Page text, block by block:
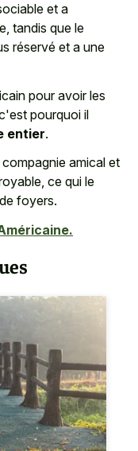
et a
tandis que le
réservé et a une
pour avoir les
pourquoi il
entier.
amical et
ce qui le
foyers.